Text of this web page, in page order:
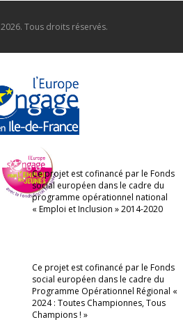
2026. Tous droits réservés.
Ce projet est cofinancé par le Fonds
social européen dans le cadre du
programme opérationnel national
« Emploi et Inclusion » 2014-2020
Ce projet est cofinancé par le Fonds
social européen dans le cadre du
Programme Opérationnel Régional «
2024 : Toutes Championnes, Tous
Champions ! »